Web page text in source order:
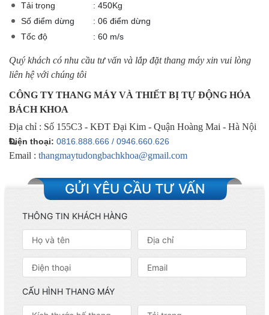
Tải trọng
: 450Kg
Số điểm dừng
: 06 điểm dừng
Tốc độ
: 60 m/s
Quý khách có nhu cầu tư vấn và lắp đặt thang máy xin vui lòng
liên hệ với chúng tôi
CÔNG TY THANG MÁY VÀ THIẾT BỊ TỰ ĐỘNG HÓA
BÁCH KHOA
Địa chỉ : Số 155C3 - KĐT Đại Kim - Quận Hoàng Mai - Hà Nội
Điện thoại: 0816.888.666 / 0946.660.626
Email : thangmaytudongbachkhoa@gmail.com
GỬI YÊU CẦU TƯ VẤN
THÔNG TIN KHÁCH HÀNG
CẤU HÌNH THANG MÁY